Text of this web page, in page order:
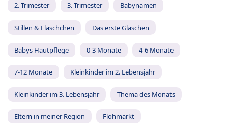
2. Trimester 3. Trimester Babynamen
Stillen & Fläschchen Das erste Gläschen
Babys Hautpflege 0-3 Monate 4-6 Monate
7-12 Monate Kleinkinder im 2. Lebensjahr
Kleinkinder im 3. Lebensjahr Thema des Monats
Eltern in meiner Region Flohmarkt